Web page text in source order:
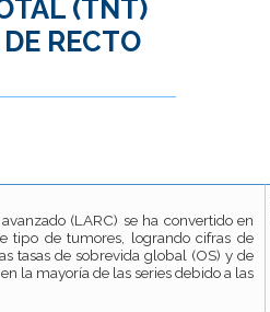
(TNT)
RECTO
(LARC) se ha convertido en
tipo de tumores, logrando cifras de
tasas de sobrevida global (OS) y de
la mayoría de las series debido a las